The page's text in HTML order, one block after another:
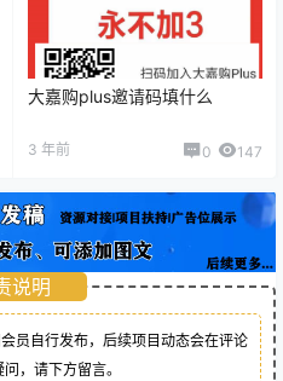
大嘉购plus邀请码填什么
3 年前 0 147
说明
员自行发布，后续项目动态会在评论
，请下方留言。